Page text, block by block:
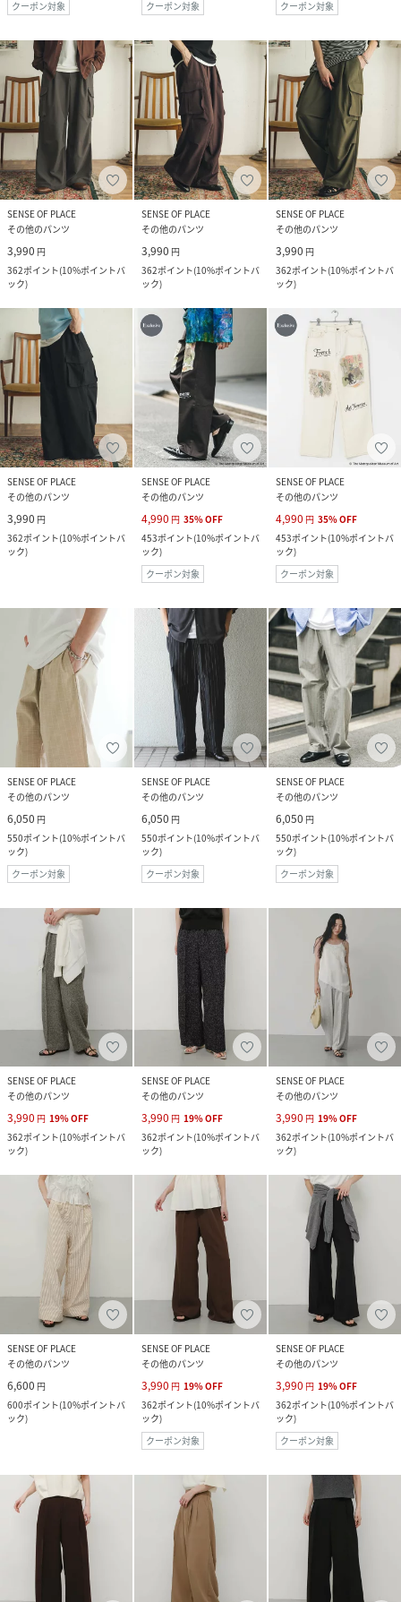
クーポン対象 クーポン対象 クーポン対象
SENSE OF PLACE
その他のパンツ
3,990 円
362ポイント(10%ポイントバ
ック)
SENSE OF PLACE
その他のパンツ
3,990 円
362ポイント(10%ポイントバ
ック)
SENSE OF PLACE
その他のパンツ
3,990 円
362ポイント(10%ポイントバ
ック)
SENSE OF PLACE
その他のパンツ
3,990 円
362ポイント(10%ポイントバ
ック)
SENSE OF PLACE
その他のパンツ
4,990 円 35%OFF
453ポイント(10%ポイントバ
ック)
クーポン対象
SENSE OF PLACE
その他のパンツ
4,990 円 35%OFF
453ポイント(10%ポイントバ
ック)
クーポン対象
SENSE OF PLACE
その他のパンツ
6,050 円
550ポイント(10%ポイントバ
ック)
クーポン対象
SENSE OF PLACE
その他のパンツ
6,050 円
550ポイント(10%ポイントバ
ック)
クーポン対象
SENSE OF PLACE
その他のパンツ
6,050 円
550ポイント(10%ポイントバ
ック)
クーポン対象
SENSE OF PLACE
その他のパンツ
3,990 円 19%OFF
362ポイント(10%ポイントバ
ック)
SENSE OF PLACE
その他のパンツ
3,990 円 19%OFF
362ポイント(10%ポイントバ
ック)
SENSE OF PLACE
その他のパンツ
3,990 円 19%OFF
362ポイント(10%ポイントバ
ック)
SENSE OF PLACE
その他のパンツ
6,600 円
600ポイント(10%ポイントバ
ック)
SENSE OF PLACE
その他のパンツ
3,990 円 19%OFF
362ポイント(10%ポイントバ
ック)
クーポン対象
SENSE OF PLACE
その他のパンツ
3,990 円 19%OFF
362ポイント(10%ポイントバ
ック)
クーポン対象